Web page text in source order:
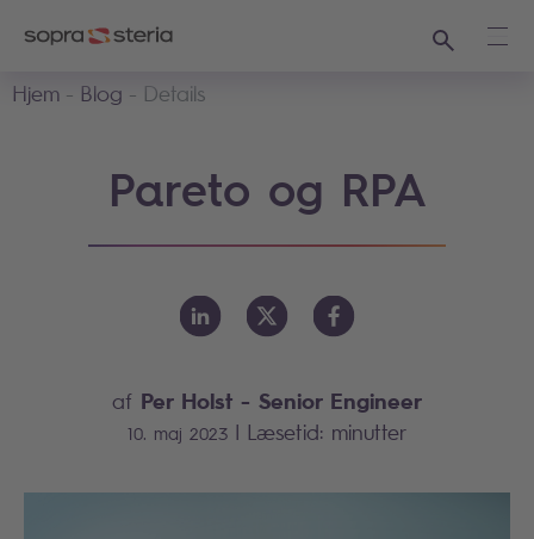
Søg
Hjem
Blog Details
Pareto og RPA
af Per Holst - Senior Engineer
10. maj 2023 | Læsetid: minutter